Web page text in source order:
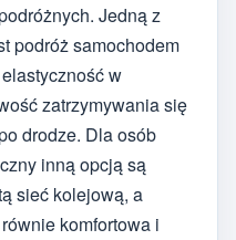
Jedną z
podróż samochodem
w
zatrzymywania się
drodze. Dla osób
inną opcją są
sieć kolejową, a
komfortowa i